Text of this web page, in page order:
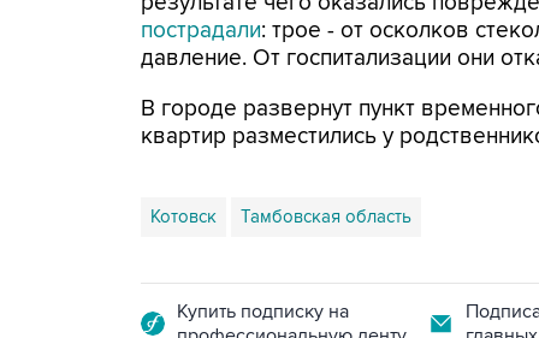
пострадали: трое - от осколков
давление. От госпитализации они
В городе развернут пункт
квартир разместились у
Котовск Тамбовская область
Купить подписку на